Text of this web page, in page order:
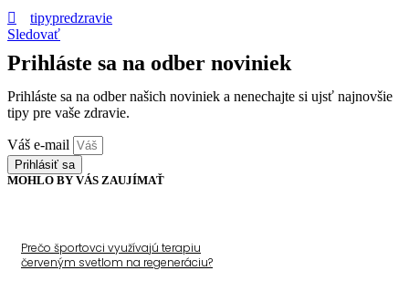
tipypredzravie
Sledovať
Prihláste sa na odber noviniek
Prihláste sa na odber našich noviniek a nenechajte si ujsť najnovšie
tipy pre vaše zdravie.
Váš e-mail
Prihlásiť sa
MOHLO BY VÁS ZAUJÍMAŤ
Prečo športovci využívajú terapiu
červeným svetlom na regeneráciu?